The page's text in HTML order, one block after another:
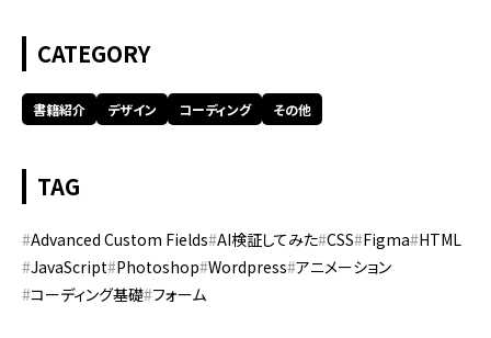
CATEGORY
書籍紹介 デザイン コーディング その他
TAG
Advanced Custom Fields AI検証してみた CSS Figma HTML
JavaScript Photoshop Wordpress アニメーション
コーディング基礎 フォーム